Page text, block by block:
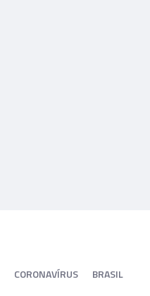
CORONAVÍRUS BRASIL